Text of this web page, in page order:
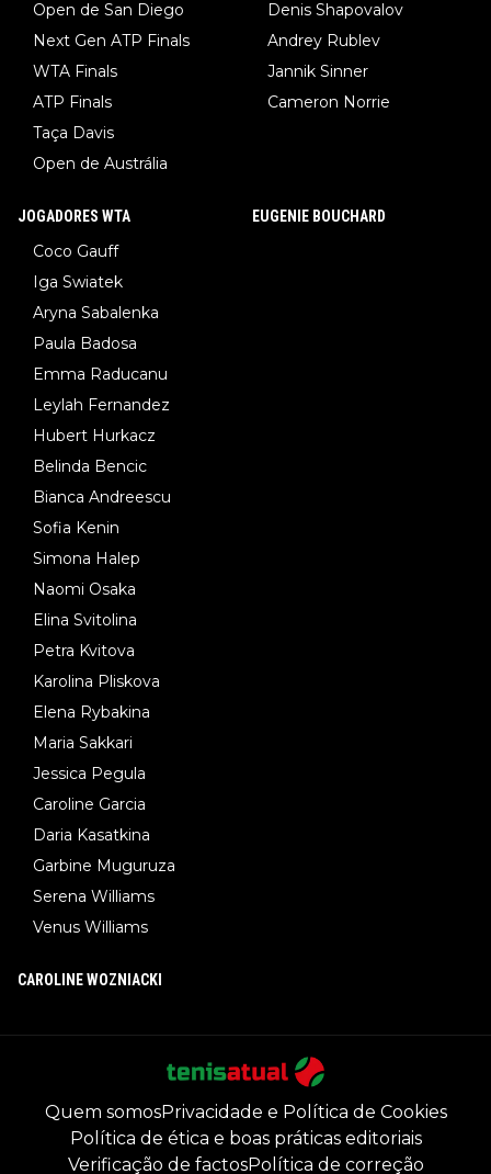
Open de San Diego
Next Gen ATP Finals
WTA Finals
ATP Finals
Taça Davis
Open de Austrália
Denis Shapovalov
Andrey Rublev
Jannik Sinner
Cameron Norrie
JOGADORES WTA
Coco Gauff
Iga Swiatek
Aryna Sabalenka
Paula Badosa
Emma Raducanu
Leylah Fernandez
Hubert Hurkacz
Belinda Bencic
Bianca Andreescu
Sofia Kenin
Simona Halep
Naomi Osaka
Elina Svitolina
Petra Kvitova
Karolina Pliskova
Elena Rybakina
Maria Sakkari
Jessica Pegula
Caroline Garcia
Daria Kasatkina
Garbine Muguruza
Serena Williams
Venus Williams
EUGENIE BOUCHARD
CAROLINE WOZNIACKI
Quem somosPrivacidade e Política de Cookies
Política de ética e boas práticas editoriais
Verificação de factosPolítica de correção